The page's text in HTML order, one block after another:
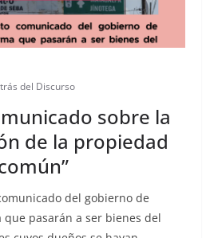
del Discurso
sobre la
de la propiedad
del gobierno de
pasarán a ser bienes del